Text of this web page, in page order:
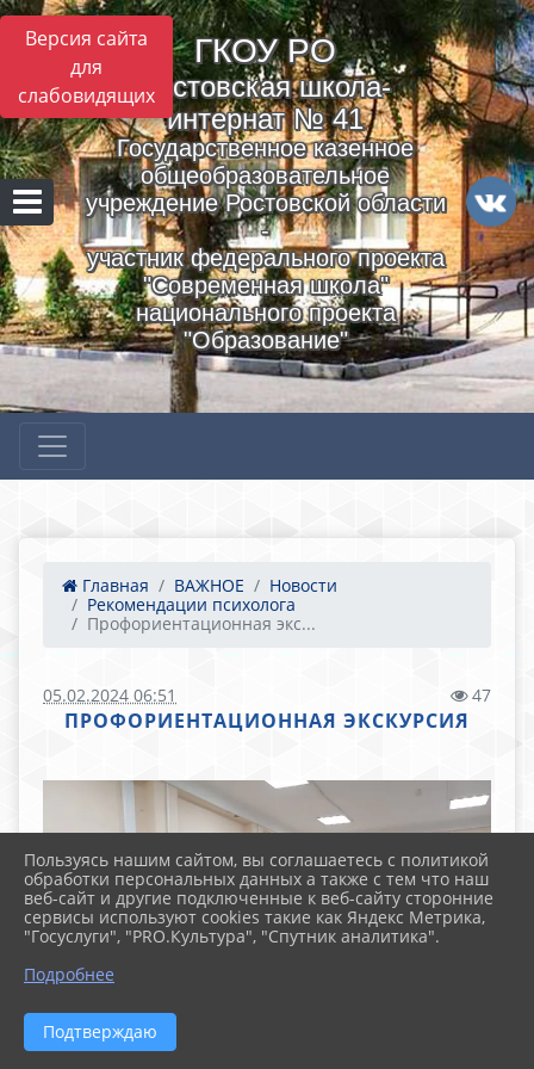
Версия сайта
для
слабовидящих
ГКОУ РO
Ростовская школа-
интернат № 41
Государственное казенное
общеобразовательное
учреждение Ростовской области
-
участник федерального проекта
"Современная школа"
национального проекта
"Образование"
Главная ВАЖНОЕ
Новости
Рекомендации психолога
Профориентационная экс...
05.02.2024 06:51 47
ПРОФОРИЕНТАЦИОННАЯ ЭКСКУРСИЯ
Пользуясь нашим сайтом, вы соглашаетесь с политикой
обработки персональных данных а также с тем что наш
веб-сайт и другие подключенные к веб-сайту сторонние
сервисы используют cookies такие как Яндекс Метрика,
"Госуслуги", "PRO.Культура", "Спутник аналитика".
Подробнее
Подтверждаю